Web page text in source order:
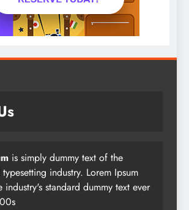
is simply dummy text of the
industry. Lorem Ipsum
industry's standard dummy text ever